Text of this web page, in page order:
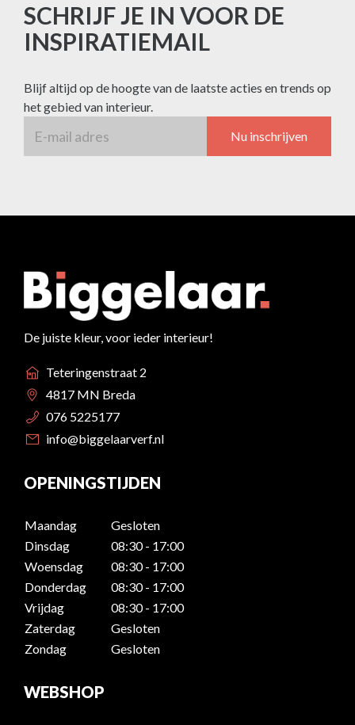
SCHRIJF JE IN VOOR DE
INSPIRATIEMAIL
Blijf altijd op de hoogte van de laatste acties en trends op
het gebied van interieur.
Nu inschrijven
De juiste kleur, voor ieder interieur!
Teteringenstraat 2
4817 MN Breda
076 5225177
info@biggelaarverf.nl
OPENINGSTIJDEN
Maandag
Gesloten
Dinsdag
08:30 - 17:00
Woensdag
08:30 - 17:00
Donderdag
08:30 - 17:00
Vrijdag
08:30 - 17:00
Zaterdag
Gesloten
Zondag
Gesloten
WEBSHOP